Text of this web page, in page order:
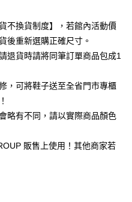
永豐商業銀行
中國信託商業銀行
遠東國際商業銀行
永豐商業銀行
星展（台灣）商業銀行
華泰商業銀行
遠東國際商業銀行
永豐商業銀行
中國信託商業銀行
不換貨制度】，若館內活動價
後重新選購正確尺寸。
退貨時請將同筆訂單商品包成1
，可將鞋子送至全省門市專櫃
略有不同，請以實際商品顏色
販售上使用！其他商家若